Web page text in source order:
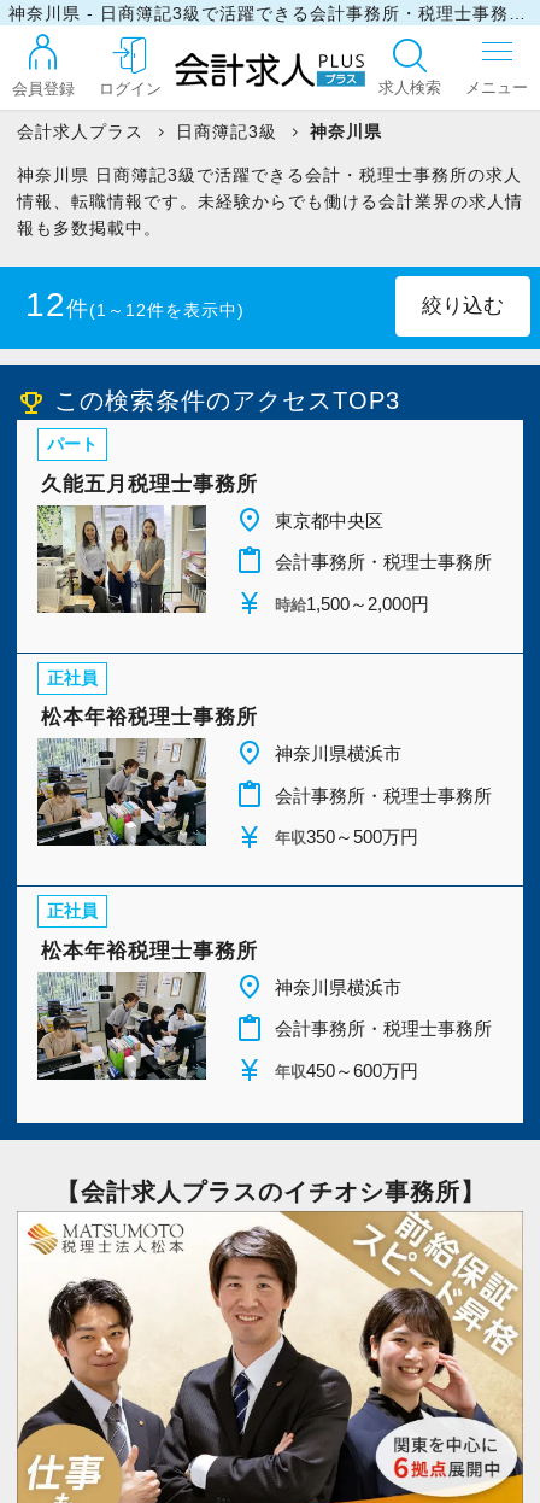
会員登録 ログイン 求人検索
ログイン
マイリスト
今すぐ会員登録
採用ご担当者様
会計求人プラス 日商簿記3級 神奈川県
神奈川県 日商簿記3級で活躍できる会計・税理士事務所の求人
情報、転職情報です。未経験からでも働ける会計業界の求人情
報も多数掲載中。
12件(1～12件を表示中)
emoji_events この検索条件のアクセスTOP3
パート
久能五月税理士事務所
place 東京都中央区
content_paste 会計事務所・税理士事務所
currency_yen 時給1,500～2,000円
正社員
松本年裕税理士事務所
place 神奈川県横浜市
content_paste 会計事務所・税理士事務所
currency_yen 年収350～500万円
正社員
松本年裕税理士事務所
place 神奈川県横浜市
content_paste 会計事務所・税理士事務所
currency_yen 年収450～600万円
【会計求人プラスのイチオシ事務所】